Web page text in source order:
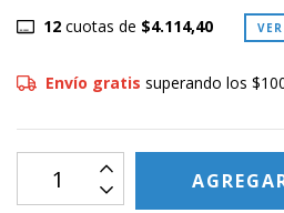
12cuotas de $4.114,40
Envío gratis superando los